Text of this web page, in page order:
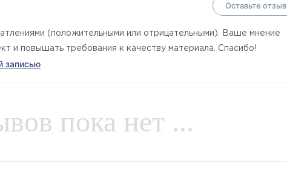
и
–
Оставьте отзыв
(положительными или отрицательными). Ваше мнение
и повышать требования к качеству материала. Спасибо!
записью
пока нет ...